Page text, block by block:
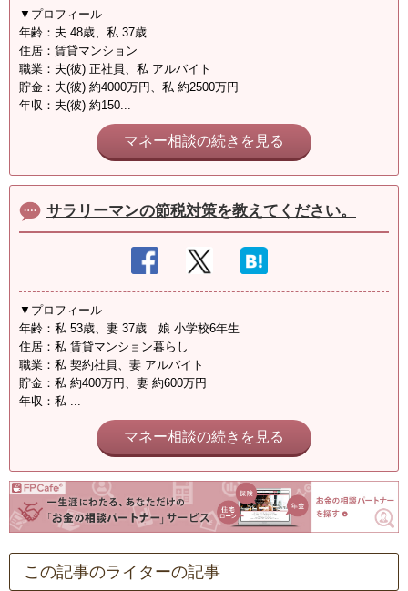
▼プロフィール
年齢：夫 48歳、私 37歳
住居：賃貸マンション
職業：夫(彼) 正社員、私 アルバイト
貯金：夫(彼) 約4000万円、私 約2500万円
年収：夫(彼) 約150...
マネー相談の続きを見る
サラリーマンの節税対策を教えてください。
▼プロフィール
年齢：私 53歳、妻 37歳 娘 小学校6年生
住居：私 賃貸マンション暮らし
職業：私 契約社員、妻 アルバイト
貯金：私 約400万円、妻 約600万円
年収：私 ...
マネー相談の続きを見る
この記事のライターの記事